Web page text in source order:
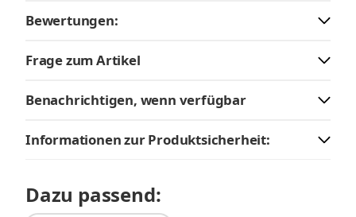
Bewertungen:
Frage zum Artikel
Benachrichtigen, wenn verfügbar
Informationen zur Produktsicherheit:
Dazu passend: